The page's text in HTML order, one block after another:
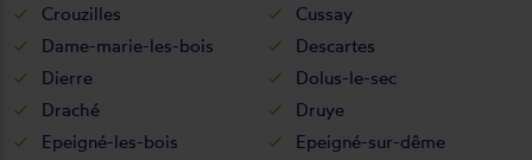
Crouzilles
Cussay
Dame-marie-les-bois
Descartes
Dierre
Dolus-le-sec
Draché
Druye
Epeigné-les-bois
Epeigné-sur-dême